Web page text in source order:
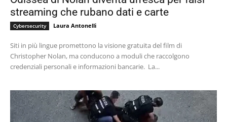
streaming che rubano dati e carte
Cybersecurity Laura Antonelli
Siti in più lingue promettono la visione gratuita del film di
Christopher Nolan, ma conducono a moduli che raccolgono
credenziali personali e informazioni bancarie. La...